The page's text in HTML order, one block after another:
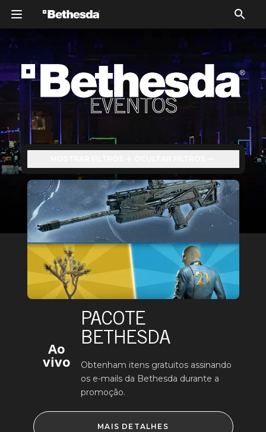
EVENTOSEVENTOS
Ao
vivo
PACOTE
BETHESDA
Obtenham itens gratuitos assinando
os e-mails da Bethesda durante a
promoção.
MAIS DETALHES